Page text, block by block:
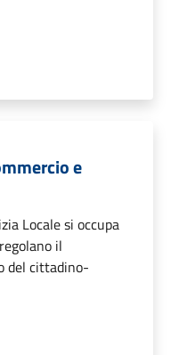
e
Locale si occupa
il
del cittadino-